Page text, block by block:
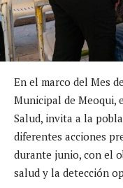
En el marco del Mes
Municipal de Meoqui,
Salud, invita a la
diferentes acciones
durante junio, con el
salud y la detección